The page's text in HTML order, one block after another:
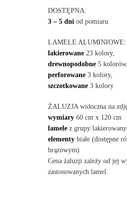
DOSTĘPNA:
3 – 5 dniod pomiaru
LAMELE ALUMINIOWE:
lakierowane23 kolory,
drewnopodobne5 kolorów,
perforowane3 kolory,
szczotkowane3 kolory
ŻALUZJA widoczna na
wymiary60 cm x 120 cm
lamelez grupy
elementybiałe (dostępne
brązowym)
Cena żaluzji zależy od jej
zastosowanych lamel.